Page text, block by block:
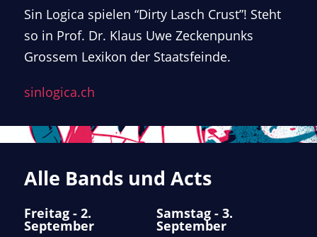
Sin Logica spielen “Dirty Lasch Crust”! Steht
so in Prof. Dr. Klaus Uwe Zeckenpunks
Grossem Lexikon der Staatsfeinde.
sinlogica.ch
Alle Bands und Acts
Freitag - 2.
September
Samstag - 3.
September